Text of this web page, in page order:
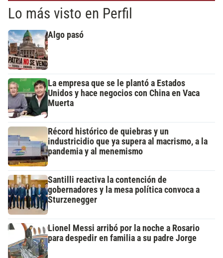
Lo más visto en Perfil
Algo pasó
La empresa que se le plantó a Estados
Unidos y hace negocios con China en Vaca
Muerta
Récord histórico de quiebras y un
industricidio que ya supera al macrismo, a la
pandemia y al menemismo
Santilli reactiva la contención de
gobernadores y la mesa política convoca a
Sturzenegger
Lionel Messi arribó por la noche a Rosario
para despedir en familia a su padre Jorge